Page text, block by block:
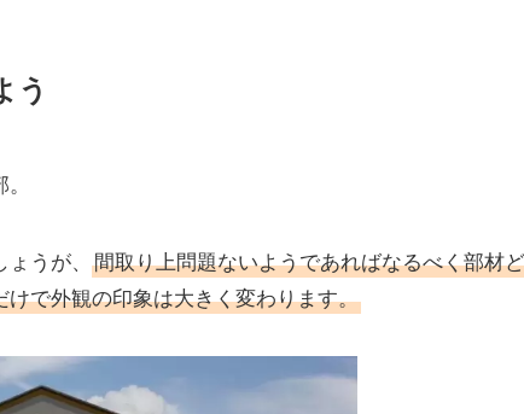
う
うが、 間取り上問題ないようであればなるべく部材ど
で外観の印象は大きく変わります。